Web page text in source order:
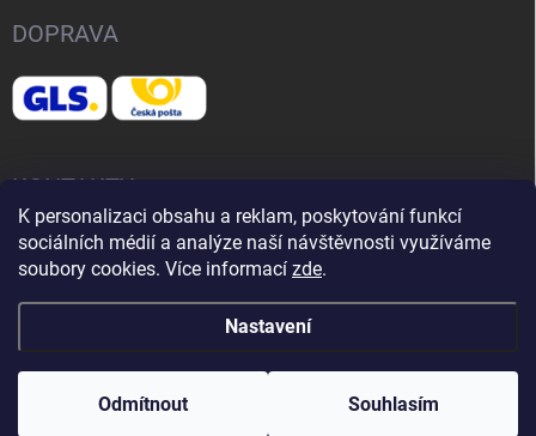
K personalizaci obsahu a reklam, poskytování funkcí
sociálních médií a analýze naší návštěvnosti využíváme
soubory cookies. Více informací zde.
Nastavení
Odmítnout Souhlasím
DOPRAVA
KONTAKTY
📧info@adventurelife.cz
Vytvořil Shoptet
Copyright 2026Adventure Life. Všechna práva vyhrazena.Upravit